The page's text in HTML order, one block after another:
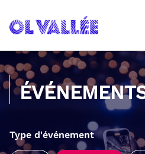
Type d'événement